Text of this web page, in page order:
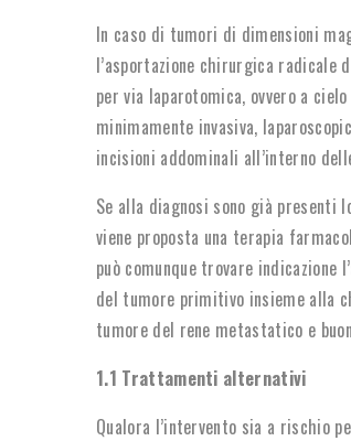
In caso di tumori di dimensioni
l’asportazione chirurgica radicale
per via laparotomica, ovvero a
minimamente invasiva,
incisioni addominali all’interno
Se alla diagnosi sono già presenti
viene proposta una terapia
può comunque trovare
del tumore primitivo insieme alla
tumore del rene metastatico e
1.1 Trattamenti alternativi
Qualora l’intervento sia a rischio